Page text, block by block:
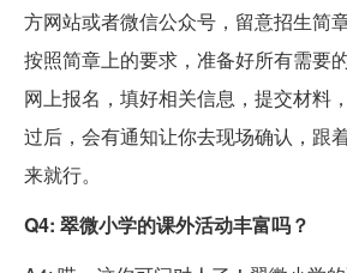
方网站或者微信公众号，留意招生简
按照简章上的要求，准备好所有需要
网上报名，填好相关信息，提交材料
过后，会有通知让你去现场确认，跟
来就行。
Q4: 翠微小学的课外活动丰富吗？